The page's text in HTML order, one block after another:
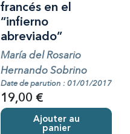
francés en el
“infierno
abreviado”
María del Rosario
Hernando Sobrino
Date de parution : 01/01/2017
19,00 €
Ajouter au
panier